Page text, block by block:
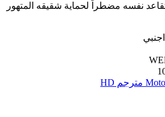
نفسه مضطراً لحماية شقيقه المتهور
اجنبي